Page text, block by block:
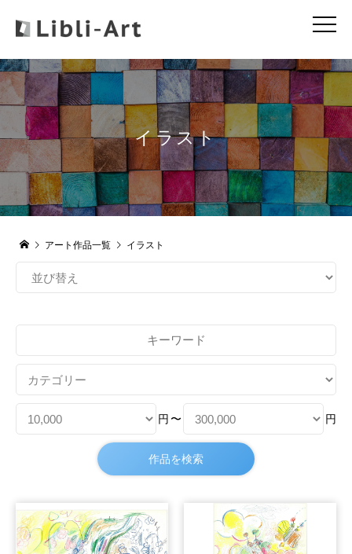
イラスト
アート作品一覧 イラスト
円 〜 円